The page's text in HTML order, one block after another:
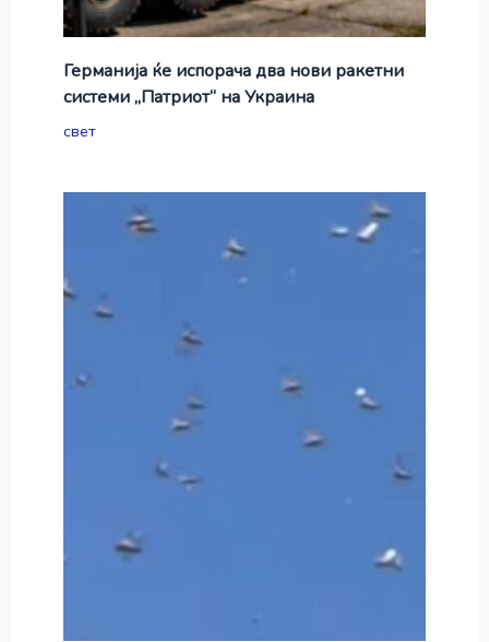
Германија ќе испорача два нови ракетни
системи „Патриот“ на Украина
свет